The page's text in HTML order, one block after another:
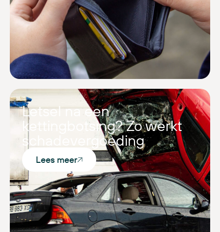
Letsel na een
kettingbotsing? Zo werkt
schadevergoeding
Lees meer